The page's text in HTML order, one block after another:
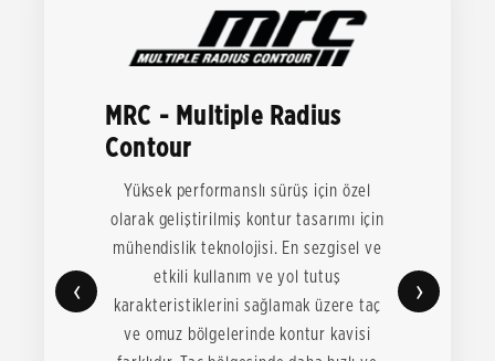
‹
MRC - Multiple Radius
Contour
Yüksek performanslı sürüş için özel
olarak geliştirilmiş kontur tasarımı için
mühendislik teknolojisi. En sezgisel ve
etkili kullanım ve yol tutuş
karakteristiklerini sağlamak üzere taç
ve omuz bölgelerinde kontur kavisi
›